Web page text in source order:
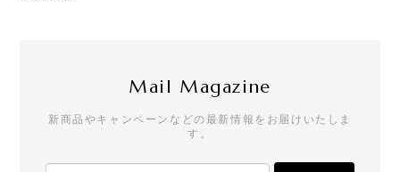
Mail Magazine
新商品やキャンペーンなどの最新情報をお届けいたしま
す。